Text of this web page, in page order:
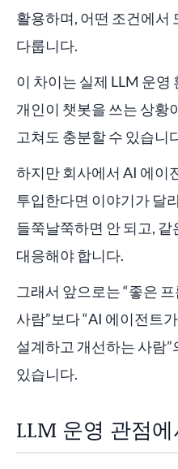
활용하며, 어떤 조건에서
다룹니다.
이 차이는 실제 LLM 운영
개인이 챗봇을 쓰는 상황
고쳐도 충분할 수 있습니
하지만 회사에서 AI 에이
투입한다면 이야기가 달
들쭉날쭉하면 안 되고,
대응해야 합니다.
그래서 앞으로는 “좋은
사람”보다 “AI 에이전트
설계하고 개선하는 사람
있습니다.
LLM 운영 관점